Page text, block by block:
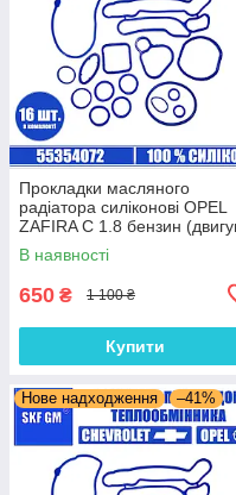
Прокладки масляного
радіатора силіконові OPEL
ZAFIRA C 1.8 бензин
A18XEL) комплект 16 шт.
В наявності
650 ₴ 1 100 ₴
Купити
Нове надходження –41%